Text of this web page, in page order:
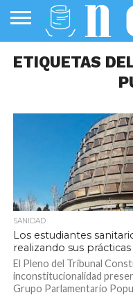
PÚBLICA
SANIDAD
INVESTIGACIÓN
ENTREVISTAS
PROFESIONALES
DE LA SALUD
INFOGRAFÍAS
DE SALUD
OPINIÓN
ETIQUETAS
SANIDAD
Los estudiantes
realizando sus
El Pleno del Tribunal
inconstitucionalidad
Grupo Parlamentario